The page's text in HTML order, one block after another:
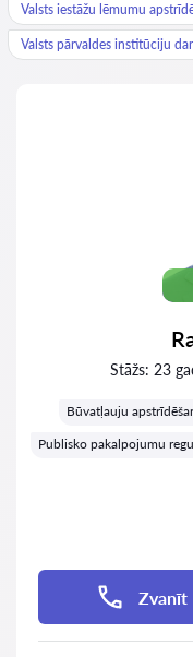
Valsts iestāžu lēmumu
Valsts pārvaldes institūciju
Stāžs: 23
Būvatļauju
Publisko pakalpojumu
Zvanīt